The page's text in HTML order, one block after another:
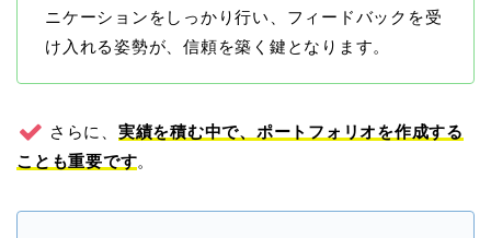
ニケーションをしっかり行い、フィードバックを受
け入れる姿勢が、信頼を築く鍵となります。
さらに、 実績を積む中で、ポートフォリオを作成する
ことも重要です。